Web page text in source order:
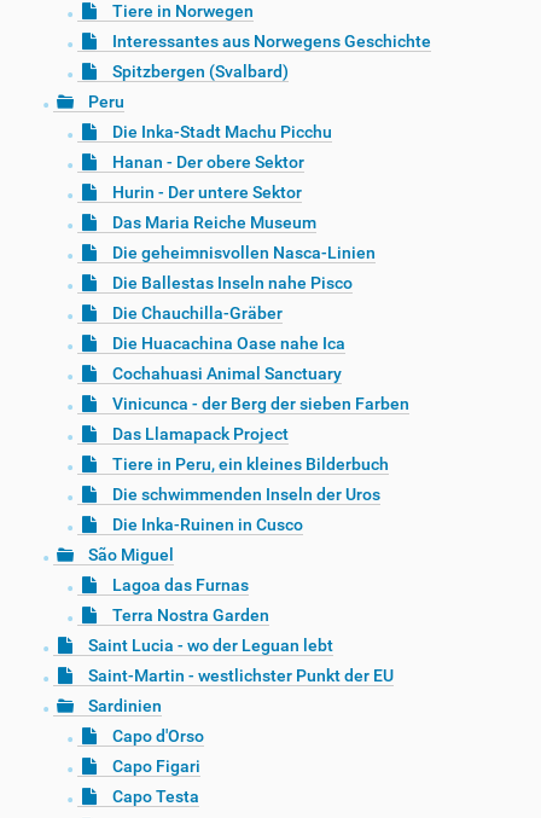
Tiere in Norwegen
Interessantes aus Norwegens Geschichte
Spitzbergen (Svalbard)
Peru
Die Inka-Stadt Machu Picchu
Hanan - Der obere Sektor
Hurin - Der untere Sektor
Das Maria Reiche Museum
Die geheimnisvollen Nasca-Linien
Die Ballestas Inseln nahe Pisco
Die Chauchilla-Gräber
Die Huacachina Oase nahe Ica
Cochahuasi Animal Sanctuary
Vinicunca - der Berg der sieben Farben
Das Llamapack Project
Tiere in Peru, ein kleines Bilderbuch
Die schwimmenden Inseln der Uros
Die Inka-Ruinen in Cusco
São Miguel
Lagoa das Furnas
Terra Nostra Garden
Saint Lucia - wo der Leguan lebt
Saint-Martin - westlichster Punkt der EU
Sardinien
Capo d'Orso
Capo Figari
Capo Testa